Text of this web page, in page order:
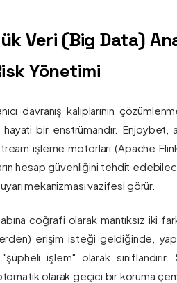
Veri (Big Data)
Yönetimi
davranış kalıplarının
hayati bir enstrümandır. Enjoybet,
işleme motorları (Apache Flink
hesap güvenliğini tehdit
mekanizması vazifesi görür.
coğrafi olarak mantıksız iki
erişim isteği geldiğinde,
işlem" olarak sınıflandırır.
otomatik olarak geçici bir koruma